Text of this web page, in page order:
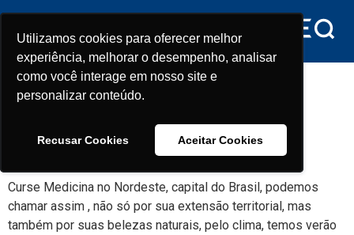
Utilizamos cookies para oferecer melhor
experiência, melhorar o desempenho, analisar
como você interage em nosso site e
personalizar conteúdo.
Recusar Cookies Aceitar Cookies
Utilizamos cookies para oferecer melhor
experiência, melhorar o desempenho, analisar
como você interage em nosso site e
personalizar conteúdo.
Recusar Cookies Aceitar Cookies
conteúdo
Tag:curse medicina no
Curse Medicina no Nordeste
Curse Medicina no Nordeste, capital do Brasil, podemos
chamar assim , não só por sua extensão territorial, mas
também por suas belezas naturais, pelo clima, temos verão